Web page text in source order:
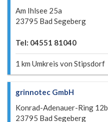
Am Ihlsee 25a
23795 Bad Segeberg
Tel: 04551 81040
1 km Umkreis von Stipsdorf
grinnotec GmbH
Konrad-Adenauer-Ring 12b
23795 Bad Segeberg